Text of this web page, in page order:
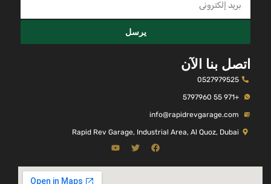
يرسل
اتصل بنا الآن
0527979525
+971 55 5797960
info@rapidrevgarage.com
Rapid Rev Garage, Industrial Area, Al Quoz, Dubai